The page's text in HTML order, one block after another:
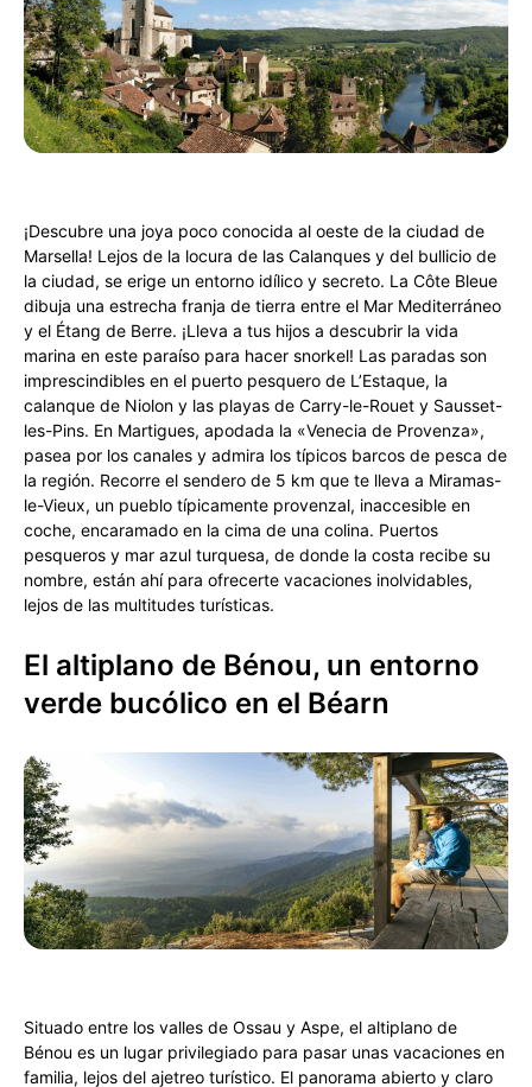
¡Descubre una joya poco conocida al oeste de la ciudad de
Marsella! Lejos de la locura de las Calanques y del bullicio de
la ciudad, se erige un entorno idílico y secreto. La Côte Bleue
dibuja una estrecha franja de tierra entre el Mar Mediterráneo
y el Étang de Berre. ¡Lleva a tus hijos a descubrir la vida
marina en este paraíso para hacer snorkel! Las paradas son
imprescindibles en el puerto pesquero de L’Estaque, la
calanque de Niolon y las playas de Carry-le-Rouet y Sausset-
les-Pins. En Martigues, apodada la «Venecia de Provenza»,
pasea por los canales y admira los típicos barcos de pesca de
la región. Recorre el sendero de 5 km que te lleva a Miramas-
le-Vieux, un pueblo típicamente provenzal, inaccesible en
coche, encaramado en la cima de una colina. Puertos
pesqueros y mar azul turquesa, de donde la costa recibe su
nombre, están ahí para ofrecerte vacaciones inolvidables,
lejos de las multitudes turísticas.
El altiplano de Bénou, un entorno
verde bucólico en el Béarn
Situado entre los valles de Ossau y Aspe, el altiplano de
Bénou es un lugar privilegiado para pasar unas vacaciones en
familia, lejos del ajetreo turístico. El panorama abierto y claro